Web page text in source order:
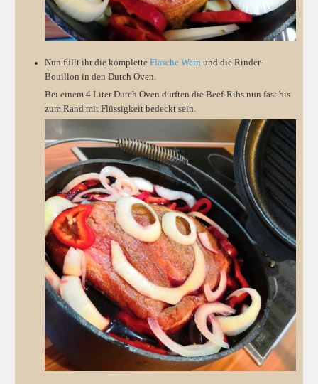
Nun füllt ihr die komplette Flasche Wein und die Rinder-
Bouillon in den Dutch Oven.
Bei einem 4 Liter Dutch Oven dürften die Beef-Ribs nun fast bis
zum Rand mit Flüssigkeit bedeckt sein.